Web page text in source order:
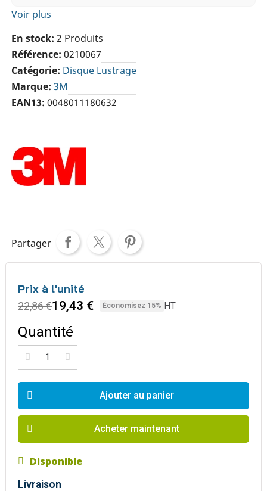
Voir plus
En stock 2 Produits
Référence 0210067
Catégorie Disque Lustrage
Marque 3M
EAN13 0048011180632
Partager
Prix à l'unité
22,86 €19,43 € Économisez 15% HT
Quantité
Ajouter au panier
Acheter maintenant
Disponible
Livraison